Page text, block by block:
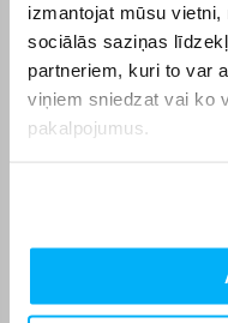
izmantojat mūsu
sociālās saziņas
partneriem, kuri to var
viņiem sniedzat vai ko
pakalpojumus.
28446922
Pa e-pastu
palidziba@bigbox.lv
Darba laiks:I-V
08:00 - 18:00 val.
Mani pasūtījumi